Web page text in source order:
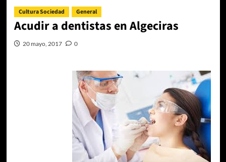
Cultura Sociedad General
Acudir a dentistas en Algeciras
20 mayo, 2017 0